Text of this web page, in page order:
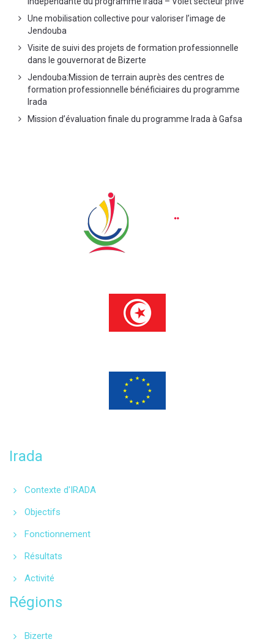
Une mobilisation collective pour valoriser l’image de
Jendouba
Visite de suivi des projets de formation professionnelle
dans le gouvernorat de Bizerte
Jendouba:Mission de terrain auprès des centres de
formation professionnelle bénéficiaires du programme
Irada
Mission d’évaluation finale du programme Irada à Gafsa
Irada
Contexte d'IRADA
Objectifs
Fonctionnement
Résultats
Activité
Régions
Bizerte